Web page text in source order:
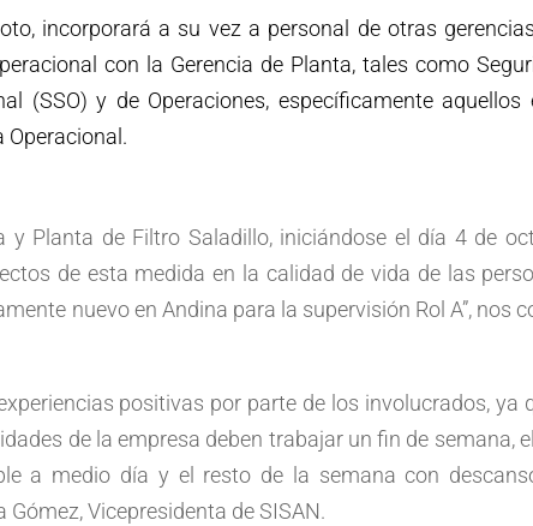
incorporará a su vez a personal de otras
con la Gerencia de Planta, tales como
(SSO) y de Operaciones, específicamente
Operacional.
Planta de Filtro Saladillo, iniciándose el día 4 de
de esta medida en la calidad de vida de las
nuevo en Andina para la supervisión Rol A”, nos
positivas por parte de los involucrados, ya
de la empresa deben trabajar un fin de semana,
a medio día y el resto de la semana con
Vicepresidenta de SISAN.